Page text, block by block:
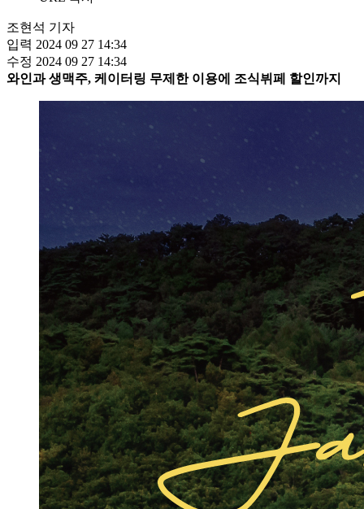
조현석 기자
입력 2024 09 27 14:34
수정 2024 09 27 14:34
와인과 생맥주, 케이터링 무제한 이용에 조식뷔페 할인까지